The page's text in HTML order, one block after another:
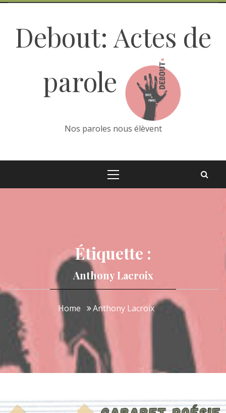
Skip
contentDebout: Actes de
parole
Nos paroles nous élèvent
Étiquette :
Anthony Lacroix
Home Anthony Lacroix